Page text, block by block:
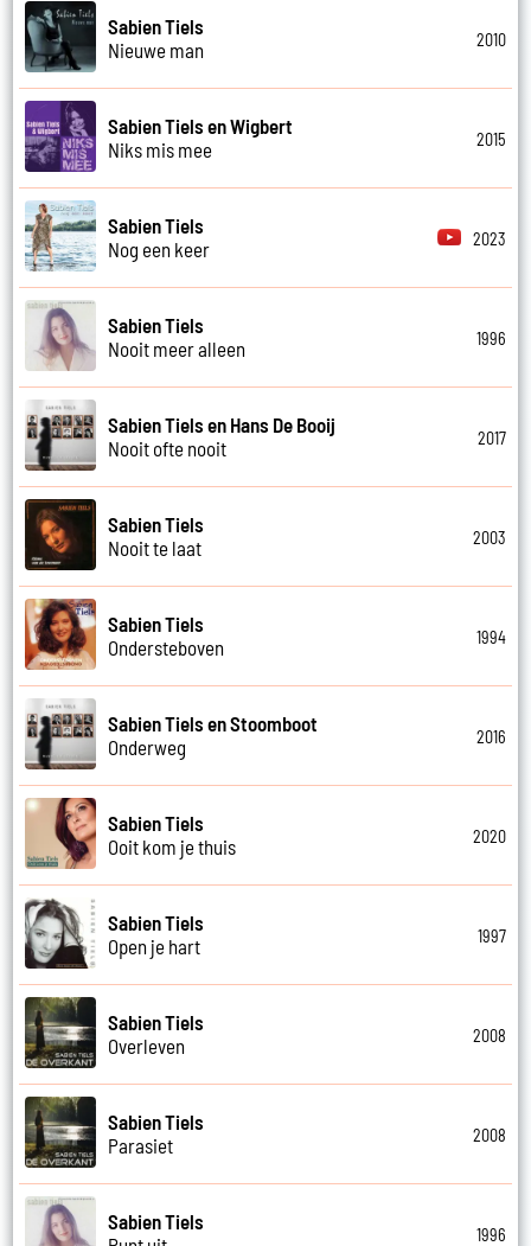
Sabien Tiels
Nieuwe man
2010
Sabien Tiels en Wigbert
Niks mis mee
2015
Sabien Tiels
Nog een keer
2023
Sabien Tiels
Nooit meer alleen
1996
Sabien Tiels en Hans De Booij
Nooit ofte nooit
2017
Sabien Tiels
Nooit te laat
2003
Sabien Tiels
Ondersteboven
1994
Sabien Tiels en Stoomboot
Onderweg
2016
Sabien Tiels
Ooit kom je thuis
2020
Sabien Tiels
Open je hart
1997
Sabien Tiels
Overleven
2008
Sabien Tiels
Parasiet
2008
Sabien Tiels
1996